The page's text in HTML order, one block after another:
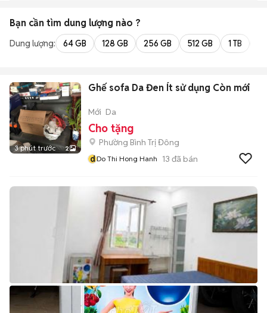
Bạn cần tìm dung lượng nào ?
Dung lượng: 64 GB 128 GB 256 GB 512 GB 1 TB
3 phút trước 2
Ghế sofa Da Đen Ít sử dụng Còn mới
Mới Da
Cho tặng
Phường Bình Trị Đông
dDo Thi Hong Hanh 13 đã bán